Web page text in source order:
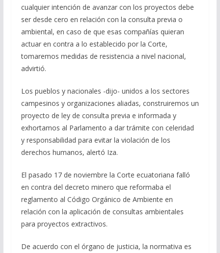
cualquier intención de avanzar con los proyectos debe
ser desde cero en relación con la consulta previa o
ambiental, en caso de que esas compañías quieran
actuar en contra a lo establecido por la Corte,
tomaremos medidas de resistencia a nivel nacional,
advirtió.
Los pueblos y nacionales -dijo- unidos a los sectores
campesinos y organizaciones aliadas, construiremos un
proyecto de ley de consulta previa e informada y
exhortamos al Parlamento a dar trámite con celeridad
y responsabilidad para evitar la violación de los
derechos humanos, alertó Iza.
El pasado 17 de noviembre la Corte ecuatoriana falló
en contra del decreto minero que reformaba el
reglamento al Código Orgánico de Ambiente en
relación con la aplicación de consultas ambientales
para proyectos extractivos.
De acuerdo con el órgano de justicia, la normativa es